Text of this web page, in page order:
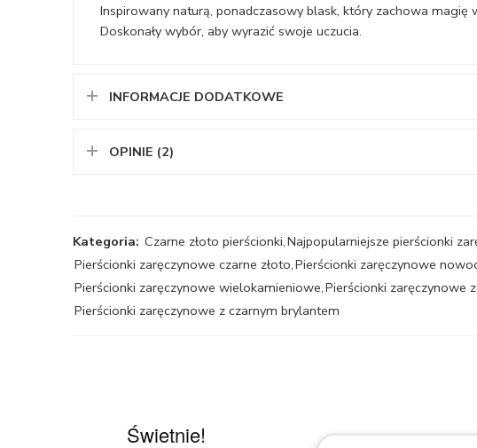
Inspirowany naturą, ponadczasowy blask, który zachowa
Doskonały wybór, aby wyrazić swoje uczucia.
INFORMACJE DODATKOWE
OPINIE (2)
Kategoria: Czarne złoto pierścionki,Najpopularniejsze pierścionki
Pierścionki zaręczynowe czarne złoto,Pierścionki zaręczynowe
Pierścionki zaręczynowe wielokamieniowe,Pierścionki zaręczynowe
Pierścionki zaręczynowe z czarnym brylantem
Świetnie!